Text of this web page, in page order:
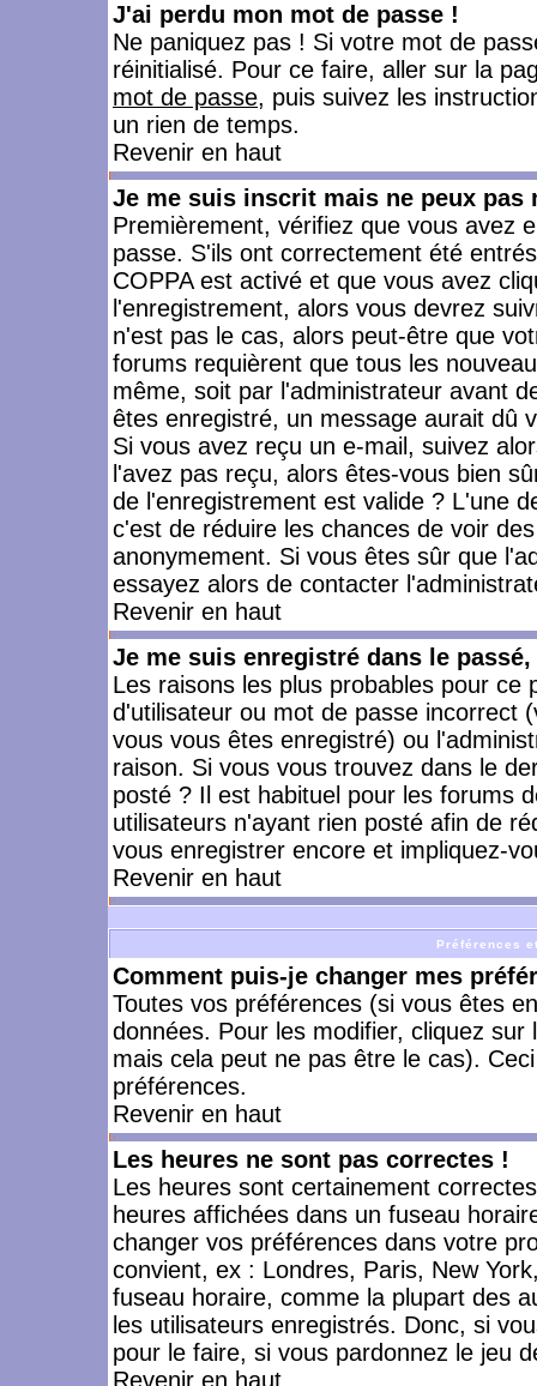
J'ai perdu mon mot de passe !
Ne paniquez pas ! Si votre mot de
réinitialisé. Pour ce faire, aller sur la
mot de passe, puis suivez les
un rien de temps.
Revenir en haut
Je me suis inscrit mais ne peux pas
Premièrement, vérifiez que vous avez
passe. S'ils ont correctement été
COPPA est activé et que vous avez
l'enregistrement, alors vous devrez
n'est pas le cas, alors peut-être que
forums requièrent que tous les
même, soit par l'administrateur avant
êtes enregistré, un message aurait dû
Si vous avez reçu un e-mail, suivez
l'avez pas reçu, alors êtes-vous bien
de l'enregistrement est valide ? L'une
c'est de réduire les chances de voir
anonymement. Si vous êtes sûr que
essayez alors de contacter
Revenir en haut
Je me suis enregistré dans le
Les raisons les plus probables pour
d'utilisateur ou mot de passe incorrect
vous vous êtes enregistré) ou
raison. Si vous vous trouvez dans le
posté ? Il est habituel pour les forums
utilisateurs n'ayant rien posté afin de
vous enregistrer encore et impliquez-
Revenir en haut
Préférences
Comment puis-je changer mes
Toutes vos préférences (si vous êtes
données. Pour les modifier, cliquez sur
mais cela peut ne pas être le cas).
préférences.
Revenir en haut
Les heures ne sont pas correctes !
Les heures sont certainement
heures affichées dans un fuseau
changer vos préférences dans votre
convient, ex : Londres, Paris, New
fuseau horaire, comme la plupart des
les utilisateurs enregistrés. Donc, si
pour le faire, si vous pardonnez le jeu
Revenir en haut